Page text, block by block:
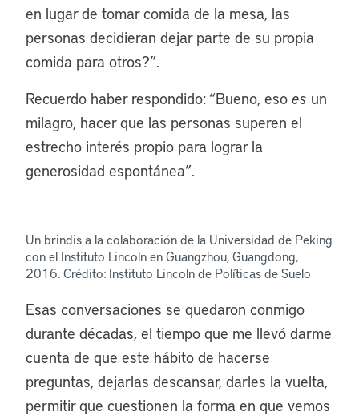
en lugar de tomar comida de la mesa, las
personas decidieran dejar parte de su propia
comida para otros?”.
Recuerdo haber respondido: “Bueno, eso es un
milagro, hacer que las personas superen el
estrecho interés propio para lograr la
generosidad espontánea”.
Un brindis a la colaboración de la Universidad de Peking
con el Instituto Lincoln en Guangzhou, Guangdong,
2016. Crédito: Instituto Lincoln de Políticas de Suelo
Esas conversaciones se quedaron conmigo
durante décadas, el tiempo que me llevó darme
cuenta de que este hábito de hacerse
preguntas, dejarlas descansar, darles la vuelta,
permitir que cuestionen la forma en que vemos